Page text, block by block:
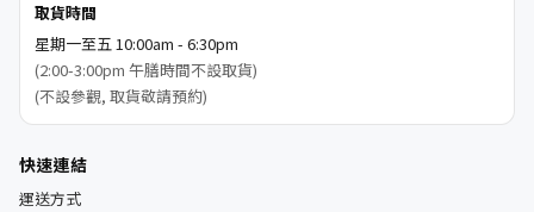
取貨時間
星期一至五 10:00am - 6:30pm
(2:00-3:00pm 午膳時間不設取貨)
(不設參觀, 取貨敬請預約)
快速連結
運送方式